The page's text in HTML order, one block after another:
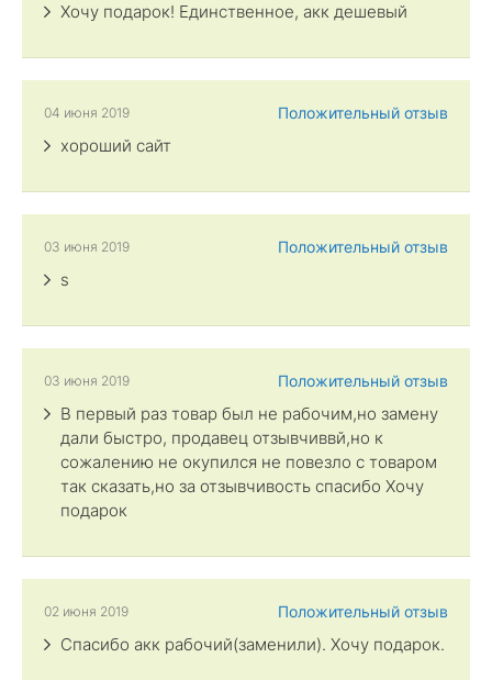
Хочу подарок! Единственное, акк дешевый
Положительный отзыв
04 июня 2019
хороший сайт
Положительный отзыв
03 июня 2019
s
Положительный отзыв
03 июня 2019
В первый раз товар был не рабочим,но замену
дали быстро, продавец отзывчиввй,но к
сожалению не окупился не повезло с товаром
так сказать,но за отзывчивость спасибо Хочу
подарок
Положительный отзыв
02 июня 2019
Спасибо акк рабочий(заменили). Хочу подарок.